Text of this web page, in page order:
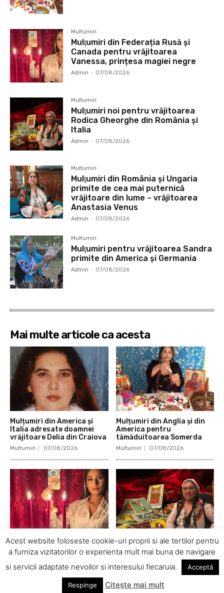
Multumiri
Mulţumiri din Federația Rusă și
Canada pentru vrăjitoarea
Vanessa, prințesa magiei negre
Admin - 07/08/2026
Multumiri
Mulţumiri noi pentru vrăjitoarea
Rodica Gheorghe din România și
Italia
Admin - 07/08/2026
Multumiri
Mulţumiri din România și Ungaria
primite de cea mai puternică
vrăjitoare din lume – vrăjitoarea
Anastasia Venus
Admin - 07/08/2026
Multumiri
Mulţumiri pentru vrăjitoarea Sandra
primite din America și Germania
Admin - 07/08/2026
Mai multe articole ca acesta
Mulțumiri din America și
Italia adresate doamnei
vrăjitoare Delia din Craiova
Multumiri 07/08/2026
Mulțumiri din Anglia și din
America pentru
tămăduitoarea Somerda
Multumiri 07/08/2026
Mulţumiri din Federația
Rusă și Canada pentru
prințesa magiei negre
07/08/2026
Mulţumiri noi pentru
vrăjitoarea Rodica
Gheorghe din România și
Italia
Acest website foloseste cookie-uri proprii si ale tertilor pentru
a furniza vizitatorilor o experienta mult mai buna de navigare
si servicii adaptate nevoilor si interesului fiecaruia.
Acceptă
Respinge Citește mai mult